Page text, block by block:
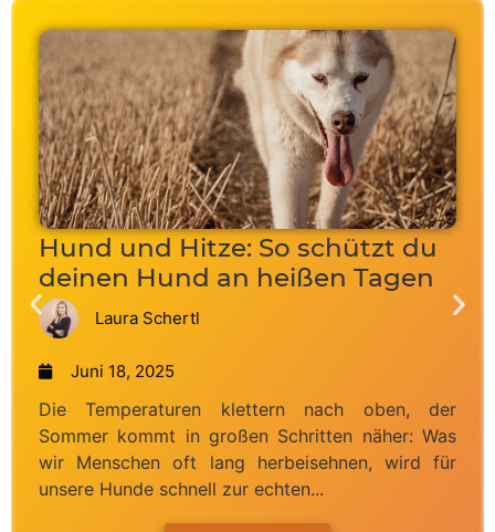
Hund und Hitze: So schützt du
deinen Hund an heißen Tagen
Laura Schertl
Juni 18, 2025
Die Temperaturen klettern nach oben, der
Sommer kommt in großen Schritten näher: Was
wir Menschen oft lang herbeisehnen, wird für
unsere Hunde schnell zur echten...